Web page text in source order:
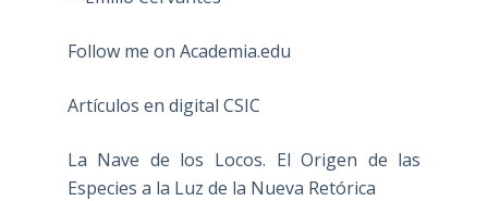
Follow me on Academia.edu
Artículos en digital CSIC
La Nave de los Locos. El Origen de las
Especies a la Luz de la Nueva Retórica